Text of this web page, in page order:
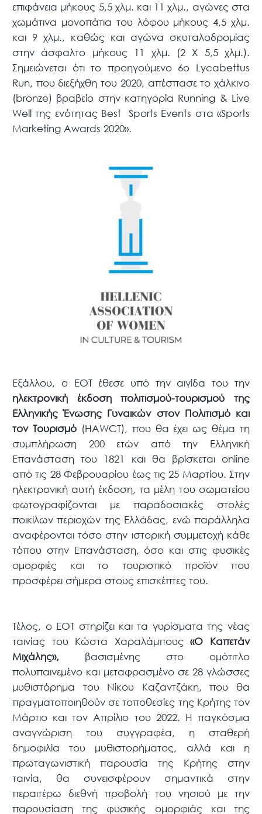
επιφάνεια μήκους 5,5 χλμ. και 11 χλμ., αγώνες στα
χωμάτινα μονοπάτια του λόφου μήκους 4,5 χλμ.
και 9 χλμ., καθώς και αγώνα σκυταλοδρομίας
στην άσφαλτο μήκους 11 χλμ. (2 Χ 5,5 χλμ.).
Σημειώνεται ότι το προηγούμενο 6ο Lycabettus
Run, που διεξήχθη του 2020, απέσπασε το χάλκινο
(bronze) βραβείο στην κατηγορία Running & Live
Well της ενότητας Best Sports Events στα «Sports
Marketing Awards 2020».
Εξάλλου, ο ΕΟΤ έθεσε υπό την αιγίδα του την
ηλεκτρονική έκδοση πολιτισμού-τουρισμού της
Ελληνικής Ένωσης Γυναικών στον Πολιτισμό και
τον Τουρισμό (HAWCT), που θα έχει ως θέμα τη
συμπλήρωση 200 ετών από την Ελληνική
Επανάσταση του 1821 και θα βρίσκεται online
από τις 28 Φεβρουαρίου έως τις 25 Μαρτίου. Στην
ηλεκτρονική αυτή έκδοση, τα μέλη του σωματείου
φωτογραφίζονται με παραδοσιακές στολές
ποικίλων περιοχών της Ελλάδας, ενώ παράλληλα
αναφέρονται τόσο στην ιστορική συμμετοχή κάθε
τόπου στην Επανάσταση, όσο και στις φυσικές
ομορφιές και το τουριστικό προϊόν που
προσφέρει σήμερα στους επισκέπτες του.
Τέλος, ο ΕΟΤ στηρίζει και τα γυρίσματα της νέας
ταινίας του Κώστα Χαραλάμπους «Ο Καπετάν
Μιχάλης», βασισμένης στο ομότιτλο
πολυπαινεμένο και μεταφρασμένο σε 28 γλώσσες
μυθιστόρημα του Νίκου Καζαντζάκη, που θα
πραγματοποιηθούν σε τοποθεσίες της Κρήτης τον
Μάρτιο και τον Απρίλιο του 2022. Η παγκόσμια
αναγνώριση του συγγραφέα, η σταθερή
δημοφιλία του μυθιστορήματος, αλλά και η
πρωταγωνιστική παρουσία της Κρήτης στην
ταινία, θα συνεισφέρουν σημαντικά στην
περαιτέρω διεθνή προβολή του νησιού με την
παρουσίαση της φυσικής ομορφιάς και της